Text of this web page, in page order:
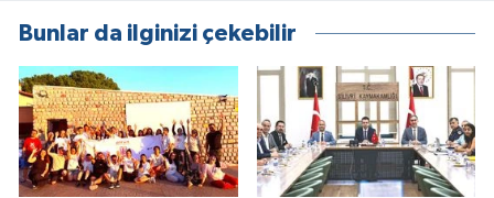
Bunlar da ilginizi çekebilir